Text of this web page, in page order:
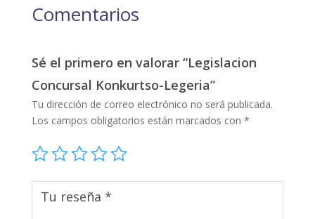
Comentarios
Sé el primero en valorar “Legislacion
Concursal Konkurtso-Legeria”
Tu dirección de correo electrónico no será publicada.
Los campos obligatorios están marcados con *